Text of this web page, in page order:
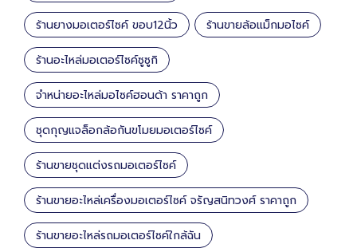
ร้านยางมอเตอร์ไซค์ ขอบ12นิ้ว ร้านขายล้อแม็กมอไซค์
ร้านอะไหล่มอเตอร์ไซค์ซูซูกิ
จำหน่ายอะไหล่มอไซค์ฮอนด้า ราคาถูก
ชุดกุญแจล็อกล้อกันขโมยมอเตอร์ไซค์
ร้านขายชุดแต่งรถมอเตอร์ไซค์
ร้านขายอะไหล่เครื่องมอเตอร์ไซค์ จรัญสนิทวงศ์ ราคาถูก
ร้านขายอะไหล่รถมอเตอร์ไซค์ใกล้ฉัน